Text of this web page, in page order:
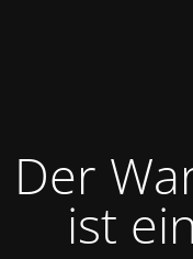
Der
ist